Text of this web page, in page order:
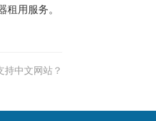
用服务。
中文网站？